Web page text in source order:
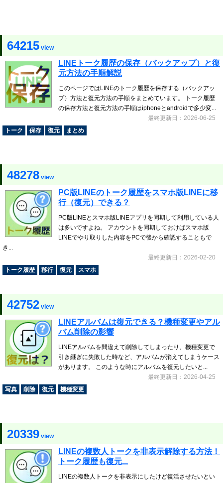
64215 view
LINEトーク履歴の保存（バックアップ）と復
元方法の手順解説
このページではLINEのトーク履歴を保存する（バックアッ
プ）方法と復元方法の手順をまとめています。 トーク履歴
の保存方法と復元方法の手順はiphoneとandroidで多少変...
最終更新日：2026-06-25
トーク
保存 復元 まとめ
48278 view
PC版LINEのトーク履歴をスマホ版LINEに移
行（復元）できる？
PC版LINEとスマホ版LINEアプリを同期して利用している人
は多いですよね。 アカウントを同期しておけばスマホ版
LINEでやり取りした内容をPCで後から確認することもで
き...
最終更新日：2026-02-20
トーク履歴
移行 復元 スマホ
42752 view
LINEアルバムは復元できる？機種変更やアル
バム削除の影響
LINEアルバムを間違えて削除してしまったり、機種変更で
引き継ぎに失敗した時など、アルバムが消えてしまうケース
があります。 このような時にアルバムを復元したいと...
最終更新日：2026-04-25
写真
削除 復元 機種変更
20339 view
LINEの複数人トークを非表示解除する方法！
トーク履歴も復元...
LINEの複数人トークを非表示にしたけど復活させたいとい